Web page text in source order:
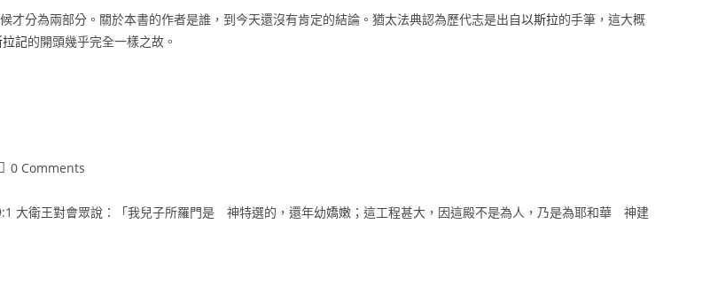
才分為兩部分。關於本書的作者是誰，到今天還沒有肯定的結論。猶太法典認為歷代志是出自以斯拉的手筆，這大概
記的開頭幾乎完全一樣之故。
0 Comments
大衛王對會眾說：「我兒子所羅門是 神特選的，還年幼嬌嫩；這工程甚大，因這殿不是為人，乃是為耶和華 神建